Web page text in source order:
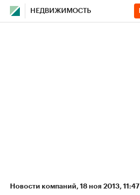
НЕДВИЖИМОСТЬ
Новости компаний⁠, 18 ноя 2013, 11:47